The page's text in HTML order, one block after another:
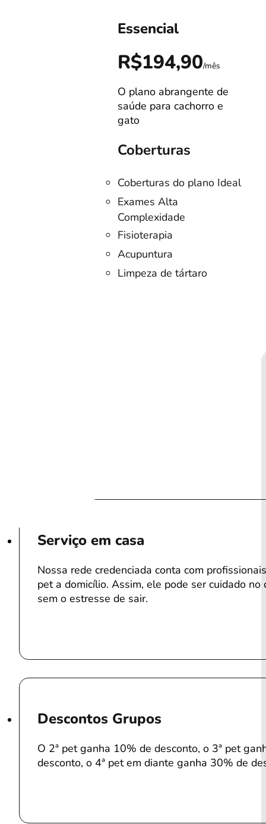
Essencial
R$194,90/mês
O plano abrangente de
saúde para cachorro e
gato
Coberturas
Coberturas do plano Ideal
Exames Alta
Complexidade
Fisioterapia
Acupuntura
Limpeza de tártaro
Serviço em casa
Nossa rede credenciada conta com
pet a domicílio. Assim, ele pode ser cuidado no
sem o estresse de sair.
Descontos Grupos
O 2ª pet ganha 10% de desconto, o 3ª pet
desconto, o 4ª pet em diante ganha 30% de